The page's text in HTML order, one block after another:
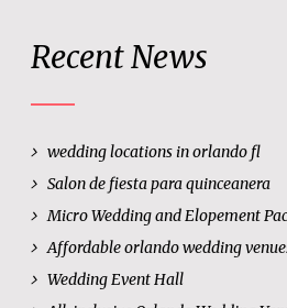
Recent News
wedding locations in orlando fl
Salon de fiesta para quinceanera
Micro Wedding and Elopement
Affordable orlando wedding
Wedding Event Hall